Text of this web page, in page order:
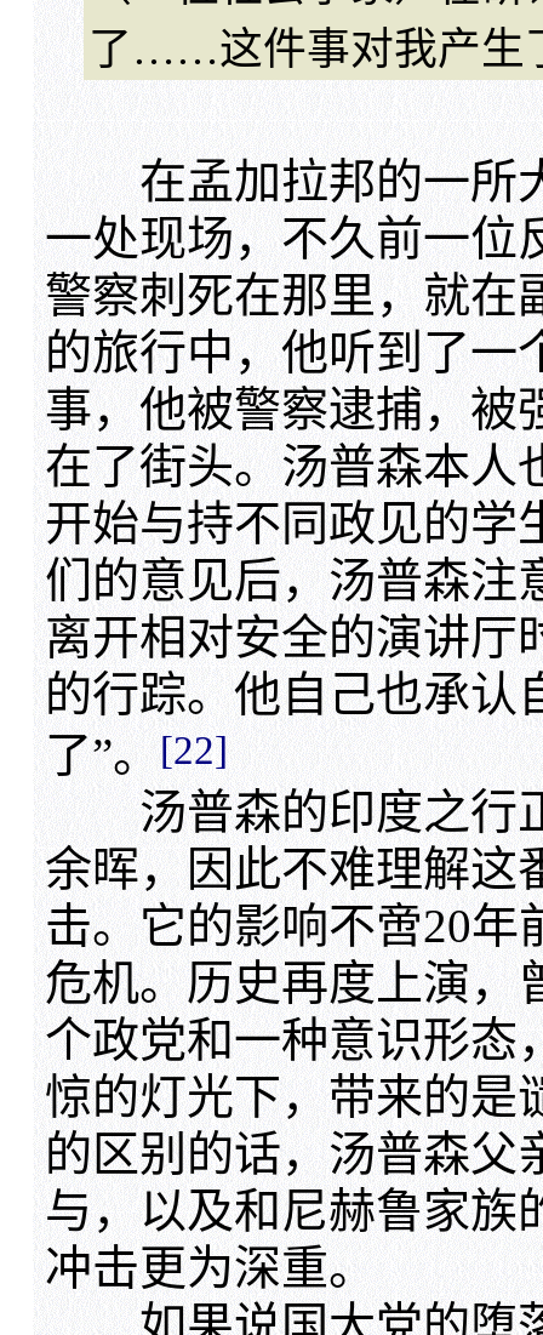
了……这件事对我产生
在孟加拉邦的一所
一处现场，不久前一位
警察刺死在那里，就在
的旅行中，他听到了一
事，他被警察逮捕，被
在了街头。汤普森本人
开始与持不同政见的学
们的意见后，汤普森注
离开相对安全的演讲厅
的行踪。他自己也承认
了”。
[22]
汤普森的印度之行正
余晖，因此不难理解这
击。它的影响不啻20年
危机。历史再度上演，
个政党和一种意识形态
惊的灯光下，带来的是
的区别的话，汤普森父
与，以及和尼赫鲁家族
冲击更为深重。